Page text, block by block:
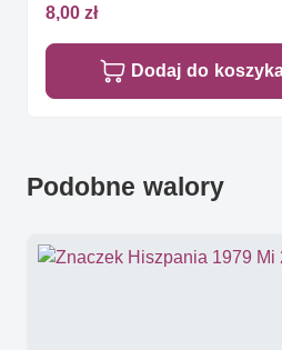
8,00 zł
Dodaj do
Podobne walory